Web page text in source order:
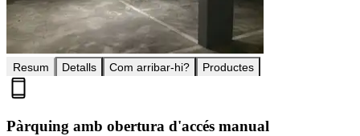
Resum Detalls Com arribar-hi? Productes
Pàrquing amb obertura d'accés manual